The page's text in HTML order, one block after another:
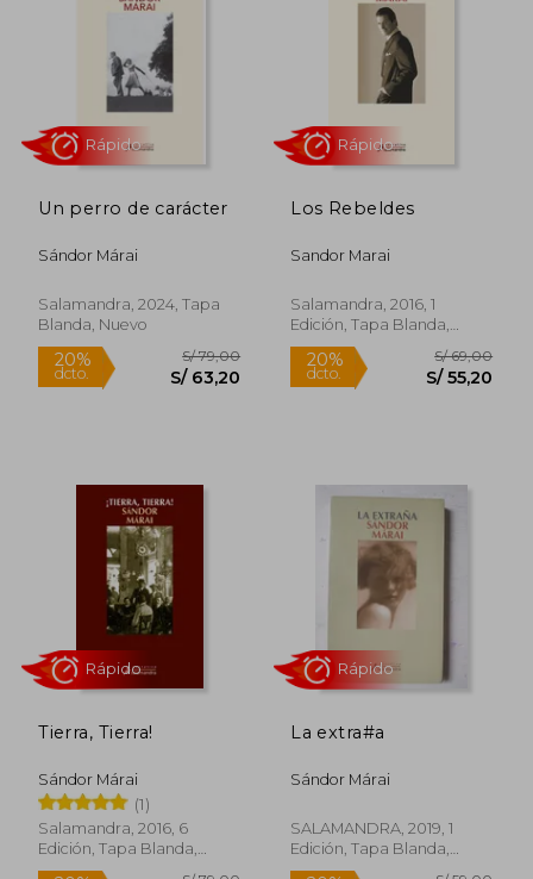
20%
Un perro de carácter
Sándor Márai
Salamandra, 2024, Tapa
Blanda, Nuevo
Rápido
Los Rebeldes
Sandor Marai
Salamandra, 2016, 1
Edición, Tapa Blanda,
Nuevo
20%
dcto.
Rápido
Tierra, Tierra!
Sándor Márai
(1)
Salamandra, 2016, 6
Edición, Tapa Blanda,
Nuevo
La extra#a
Sándor Márai
SALAMANDRA, 2019, 1
Edición, Tapa Blanda,
Nuevo